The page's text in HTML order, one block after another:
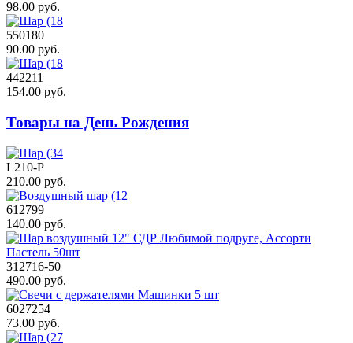
98.00 руб.
550180
90.00 руб.
442211
154.00 руб.
Товары на День Рождения
L210-P
210.00 руб.
612799
140.00 руб.
312716-50
490.00 руб.
6027254
73.00 руб.